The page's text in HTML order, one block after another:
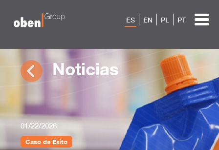
ES EN PL PT
Noticias
01/22/2026
Caso de Éxito